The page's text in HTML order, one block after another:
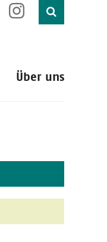
Über uns